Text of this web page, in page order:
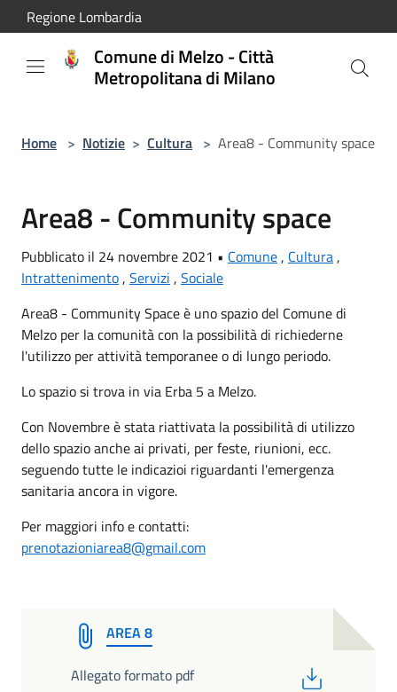
Salta al contenuto principale
Regione Lombardia
Comune di Melzo - Città
Metropolitana di Milano
Home > Notizie > Cultura > Area8 - Community space
Area8 - Community space
Pubblicato il 24 novembre 2021 • Comune, Cultura,
Intrattenimento, Servizi , Sociale
Area8 - Community Space è uno spazio del Comune di
Melzo per la comunità con la possibilità di richiederne
l'utilizzo per attività temporanee o di lungo periodo.
Lo spazio si trova in via Erba 5 a Melzo.
Con Novembre è stata riattivata la possibilità di utilizzo
dello spazio anche ai privati, per feste, riunioni, ecc.
seguendo tutte le indicazioi riguardanti l'emergenza
sanitaria ancora in vigore.
Per maggiori info e contatti:
prenotazioniarea8@gmail.com
AREA 8
Allegato formato pdf